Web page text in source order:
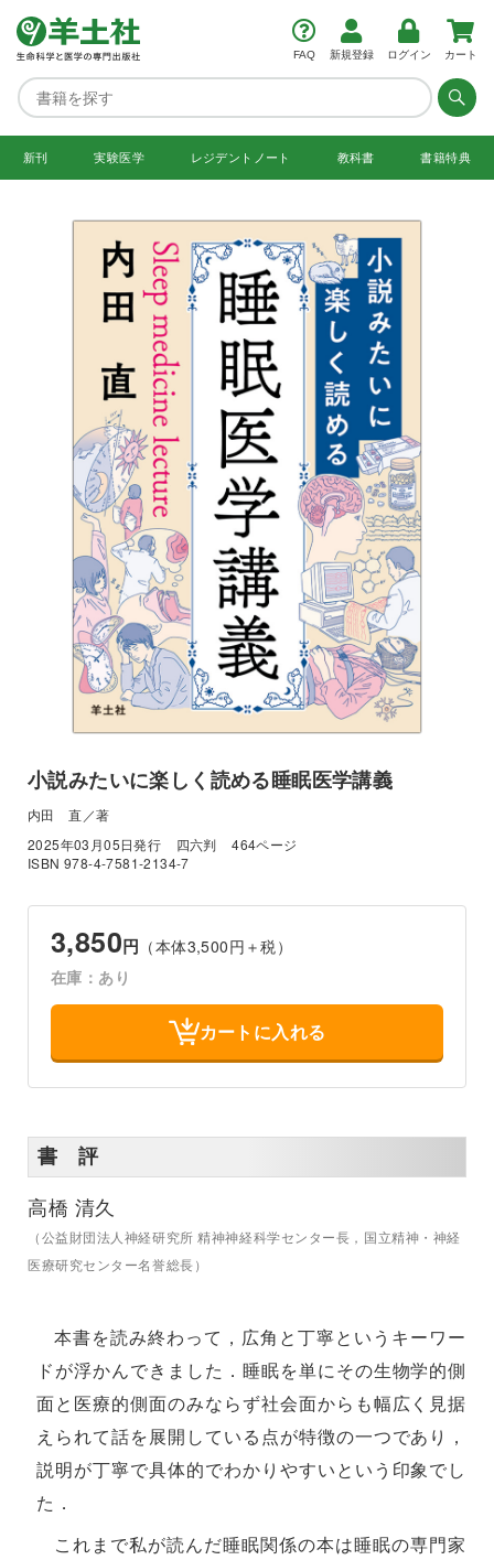
FAQ 新規登録 ログイン カート
新刊 実験医学 レジデント ノート 教科書 書籍特典
小説みたいに楽しく読める睡眠医学講義
内田 直／著
2025年03月05日発行
四六判
464ページ
ISBN 978-4-7581-2134-7
3,850円 （本体3,500円＋税）
在庫：あり
カートに入れる
書 評
高橋 清久
（公益財団法人神経研究所 精神神経科学センター長，国立精神・神経
医療研究センター名誉総長）
本書を読み終わって，広角と丁寧というキーワー
ドが浮かんできました．睡眠を単にその生物学的側
面と医療的側面のみならず社会面からも幅広く見据
えられて話を展開している点が特徴の一つであり，
説明が丁寧で具体的でわかりやすいという印象でし
た．
これまで私が読んだ睡眠関係の本は睡眠の専門家